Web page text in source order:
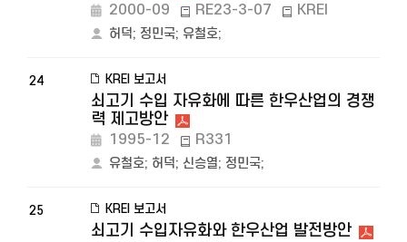
2000-09 RE23-3-07 KREI
허덕; 정민국; 유철호;
24 KREI 보고서
쇠고기 수입 자유화에 따른 한우산업의 경쟁
력 제고방안
1995-12 R331
유철호; 허덕; 신승열; 정민국;
25 KREI 보고서
쇠고기 수입자유화와 한우산업 발전방안